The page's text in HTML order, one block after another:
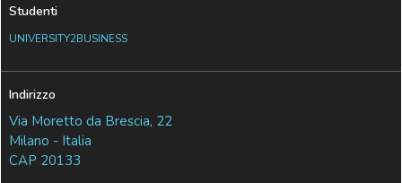
Studenti
UNIVERSITY2BUSINESS
Indirizzo
Via Moretto da Brescia, 22
Milano - Italia
CAP 20133